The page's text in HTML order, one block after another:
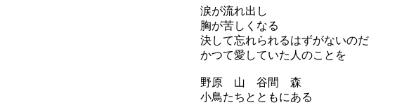
涙が流れ出し
胸が苦しくなる
決して忘れられるはずがないのだ
かつて愛していた人のことを
野原 山 谷間 森
小鳥たちとともにある